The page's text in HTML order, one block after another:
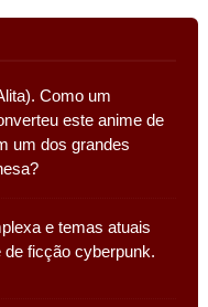
Como um
este anime de
um dos grandes
e temas atuais
ficção cyberpunk.